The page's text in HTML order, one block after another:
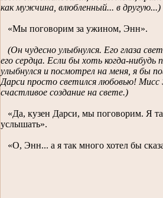
как мужчина, влюбленный... в другую...)
«Мы поговорим за ужином, Энн».
(Он чудесно улыбнулся. Его глаза
его сердца. Если бы хоть когда-нибудь
улыбнулся и посмотрел на меня, я бы
Дарси просто светился любовью!
счастливое создание на свете.)
«Да, кузен Дарси, мы поговорим. Я
услышать».
«О, Энн... а я так много хотел бы